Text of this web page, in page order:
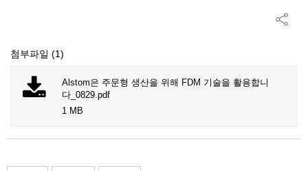
첨부파일 (1)
Alstom은 주문형 생산을 위해 FDM 기술을 활용합니
다_0829.pdf
1 MB